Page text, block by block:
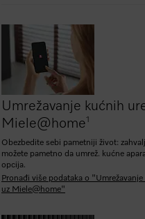
Umrežavanje kućnih
Miele@home1
Obezbedite sebi pametniji život:
možete pametno da umrež. kućne
opcija.
Pronađi više podataka o
uz Miele@home"